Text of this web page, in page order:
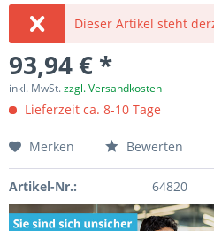
Dieser Artikel steht
93,94 € *
inkl. MwSt.zzgl. Versandkosten
Lieferzeit ca. 8-10 Tage
Merken Bewerten
Artikel-Nr.: 64820